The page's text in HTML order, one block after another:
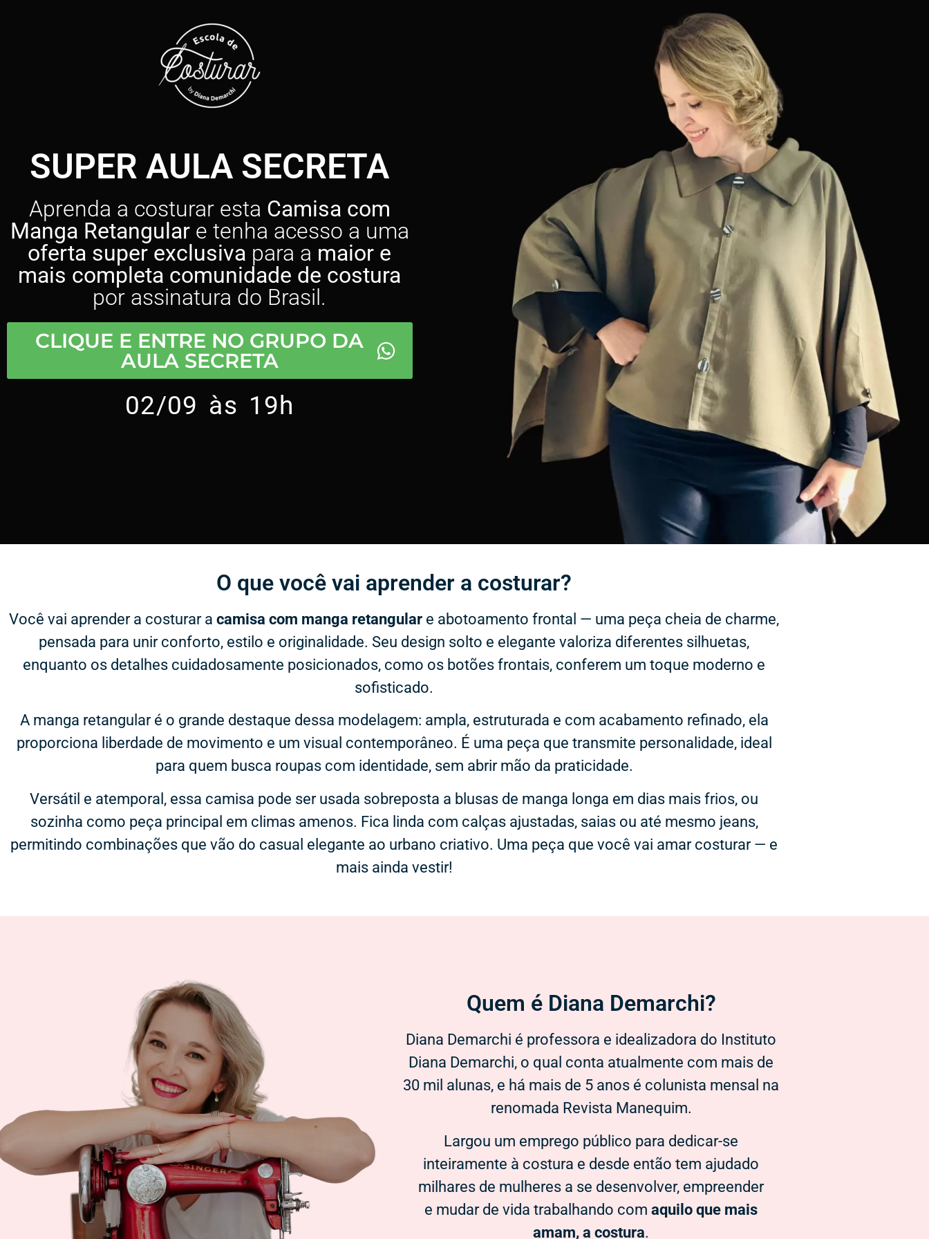
SUPER AULA SECRETA
Aprenda a costurar esta Camisa com
Manga Retangular e tenha acesso a uma
oferta super exclusiva para a maior e
mais completa comunidade de costura
por assinatura do Brasil.
CLIQUE E ENTRE NO GRUPO DA
AULA SECRETA
02/09 às 19h
O que você vai aprender a costurar?​
Você vai aprender a costurar a camisa com manga retangular e abotoamento frontal — uma peça cheia de charme,
pensada para unir conforto, estilo e originalidade. Seu design solto e elegante valoriza diferentes silhuetas,
enquanto os detalhes cuidadosamente posicionados, como os botões frontais, conferem um toque moderno e
sofisticado.
A manga retangular é o grande destaque dessa modelagem: ampla, estruturada e com acabamento refinado, ela
proporciona liberdade de movimento e um visual contemporâneo. É uma peça que transmite personalidade, ideal
para quem busca roupas com identidade, sem abrir mão da praticidade.
Versátil e atemporal, essa camisa pode ser usada sobreposta a blusas de manga longa em dias mais frios, ou
sozinha como peça principal em climas amenos. Fica linda com calças ajustadas, saias ou até mesmo jeans,
permitindo combinações que vão do casual elegante ao urbano criativo. Uma peça que você vai amar costurar — e
mais ainda vestir!
Quem é Diana Demarchi?​
Diana Demarchi é professora e idealizadora do Instituto
Diana Demarchi, o qual conta atualmente com mais de
30 mil alunas, e há mais de 5 anos é colunista mensal na
renomada Revista Manequim.
Largou um emprego público para dedicar-se
inteiramente à costura e desde então tem ajudado
milhares de mulheres a se desenvolver, empreender
e mudar de vida trabalhando com aquilo que mais
amam, a costura.